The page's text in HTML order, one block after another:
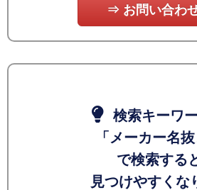
⇒ お問い合わ
検索キーワ
「メーカー名抜
で検索する
見つけやすくな